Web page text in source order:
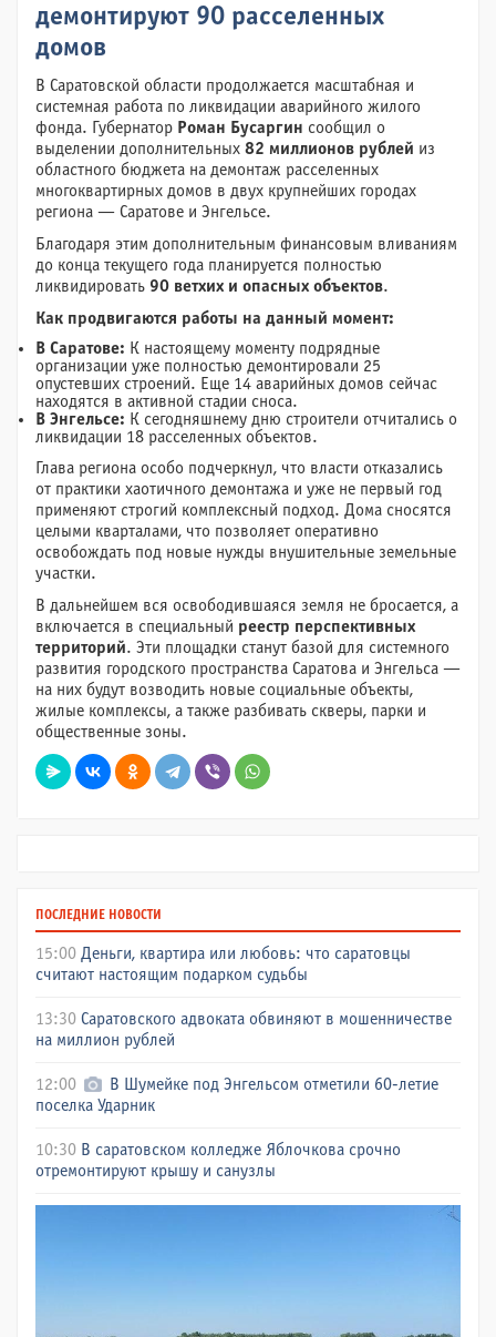
демонтируют 90 расселенных
домов
В Саратовской области продолжается масштабная и
системная работа по ликвидации аварийного жилого
фонда. Губернатор Роман Бусаргин сообщил о
выделении дополнительных 82 миллионов рублей из
областного бюджета на демонтаж расселенных
многоквартирных домов в двух крупнейших городах
региона — Саратове и Энгельсе.
Благодаря этим дополнительным финансовым вливаниям
до конца текущего года планируется полностью
ликвидировать 90 ветхих и опасных объектов.
Как продвигаются работы на данный момент:
В Саратове: К настоящему моменту подрядные
организации уже полностью демонтировали 25
опустевших строений. Еще 14 аварийных домов сейчас
находятся в активной стадии сноса.
В Энгельсе: К сегодняшнему дню строители отчитались о
ликвидации 18 расселенных объектов.
Глава региона особо подчеркнул, что власти отказались
от практики хаотичного демонтажа и уже не первый год
применяют строгий комплексный подход. Дома сносятся
целыми кварталами, что позволяет оперативно
освобождать под новые нужды внушительные земельные
участки.
В дальнейшем вся освободившаяся земля не бросается, а
включается в специальный реестр перспективных
территорий. Эти площадки станут базой для системного
развития городского пространства Саратова и Энгельса —
на них будут возводить новые социальные объекты,
жилые комплексы, а также разбивать скверы, парки и
общественные зоны.
ПОСЛЕДНИЕ НОВОСТИ
15:00 Деньги, квартира или любовь: что саратовцы
считают настоящим подарком судьбы
13:30 Саратовского адвоката обвиняют в мошенничестве
на миллион рублей
12:00
В Шумейке под Энгельсом отметили 60-летие
поселка Ударник
10:30 В саратовском колледже Яблочкова срочно
отремонтируют крышу и санузлы